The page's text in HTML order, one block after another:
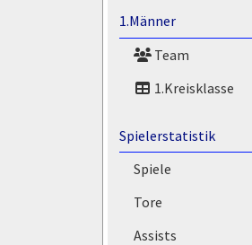
1.Männer
Team
1.Kreisklasse
Spielerstatistik
Spiele
Tore
Assists